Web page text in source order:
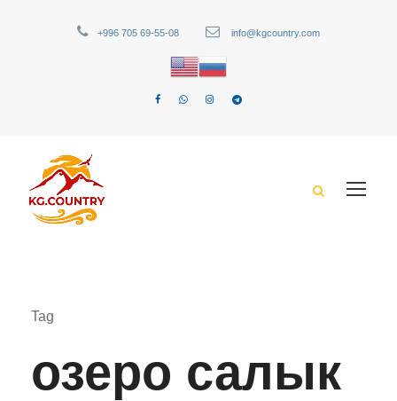
+996 705 69-55-08 info@kgcountry.com
Tag
озеро салык